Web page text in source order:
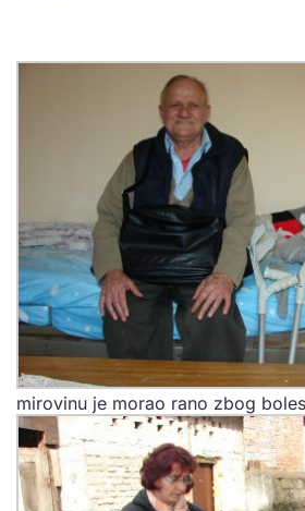
mirovinu je morao rano zbog